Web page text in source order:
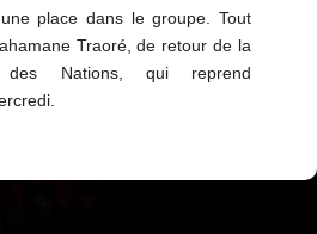
place dans le groupe. Tout
Traoré, de retour de la
des Nations, qui reprend